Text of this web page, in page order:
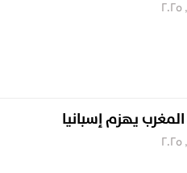
يهزم إسبانيا